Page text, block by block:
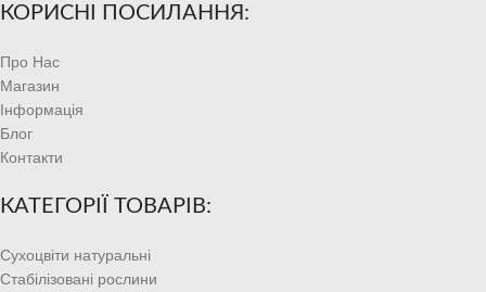
КОРИСНІ ПОСИЛАННЯ:
Про Нас
Магазин
Інформація
Блог
Контакти
КАТЕГОРІЇ ТОВАРІВ:
Сухоцвіти натуральні
Стабілізовані рослини